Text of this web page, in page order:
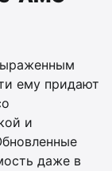
ему придают
и
даже в